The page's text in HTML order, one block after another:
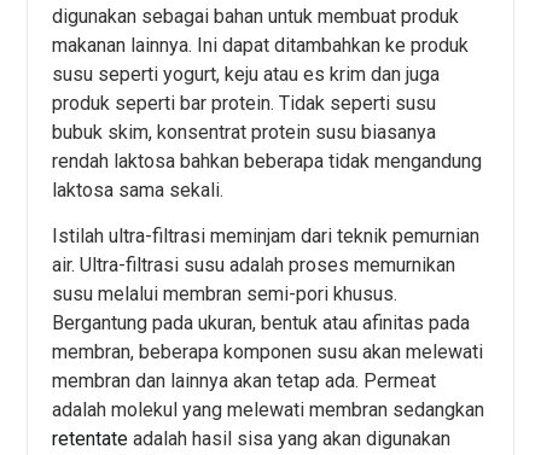
digunakan sebagai bahan untuk membuat produk
makanan lainnya. Ini dapat ditambahkan ke produk
susu seperti yogurt, keju atau es krim dan juga
produk seperti bar protein. Tidak seperti susu
bubuk skim, konsentrat protein susu biasanya
rendah laktosa bahkan beberapa tidak mengandung
laktosa sama sekali.
Istilah ultra-filtrasi meminjam dari teknik pemurnian
air. Ultra-filtrasi susu adalah proses memurnikan
susu melalui membran semi-pori khusus.
Bergantung pada ukuran, bentuk atau afinitas pada
membran, beberapa komponen susu akan melewati
membran dan lainnya akan tetap ada. Permeat
adalah molekul yang melewati membran sedangkan
retentate adalah hasil sisa yang akan digunakan